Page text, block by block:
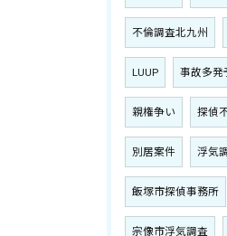
不倫調査北九州
LUUP 事故多発
親権争い 探偵
別居案件 浮気
飯塚市探偵事務所
宗像市浮気調査